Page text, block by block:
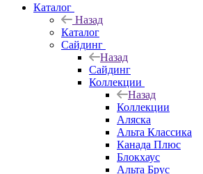
Каталог
Назад
Каталог
Сайдинг
Назад
Сайдинг
Коллекции
Назад
Коллекции
Аляска
Альта Классика
Канада Плюс
Блокхаус
Альта Брус